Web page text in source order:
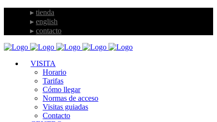
tienda
english
contacto
VISITA
Horario
Tarifas
Cómo llegar
Normas de acceso
Visitas guiadas
Contacto